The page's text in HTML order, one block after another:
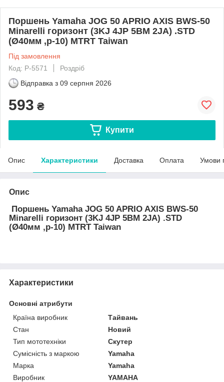
Поршень Yamaha JOG 50 APRIO AXIS BWS-50
Minarelli горизонт (3KJ 4JP 5BM 2JA) .STD
(Ø40мм ,p-10) MTRT Taiwan
Під замовлення
Код: P-5571
Роздріб
Відправка з 09 серпня 2026
593 ₴
Купити
Опис Характеристики Доставка Оплата Умови
Опис
Поршень Yamaha JOG 50 APRIO AXIS BWS-50
Minarelli горизонт (3KJ 4JP 5BM 2JA) .STD
(Ø40мм ,p-10) MTRT Taiwan
Характеристики
Основні атрибути
Країна виробник
Тайвань
Стан
Новий
Тип мототехніки
Скутер
Сумісність з маркою
Yamaha
Марка
Yamaha
Виробник
YAMAHA